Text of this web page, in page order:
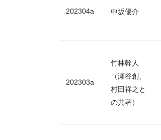
202304a 中坂優介
202303a
竹林幹人
（瀬谷創、
村田祥之と
の共著）